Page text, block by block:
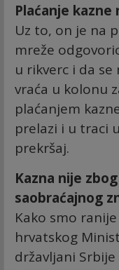
Plaćanje kazne
Uz to, on je na
mreže
u rikverc i da
vraća u kolonu
plaćanjem
prelazi i u traci
prekršaj.
Kazna nije
saobraćajnog
Kako smo
hrvatskog
državljani